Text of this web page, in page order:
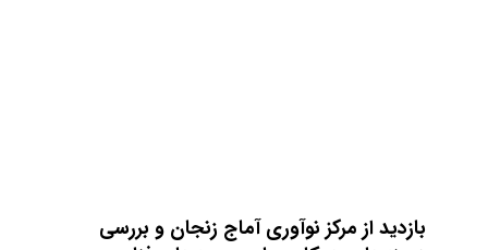
بازدید از مرکز نوآوری آماج زنجان و بررسی